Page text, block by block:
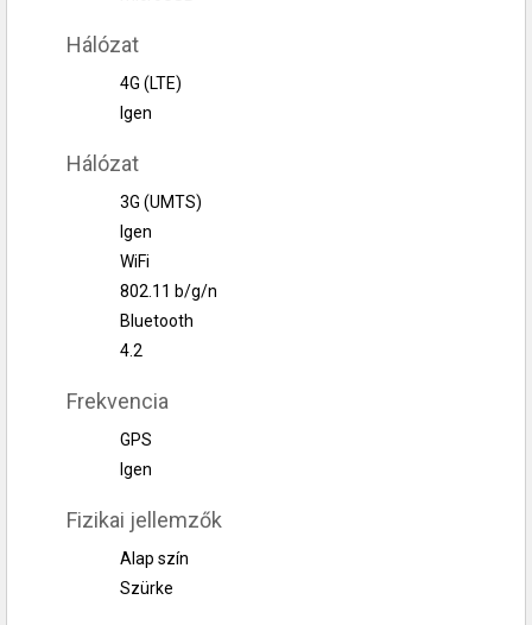
Hálózat
4G (LTE)
Igen
Hálózat
3G (UMTS)
Igen
WiFi
802.11 b/g/n
Bluetooth
4.2
Frekvencia
GPS
Igen
Fizikai jellemzők
Alap szín
Szürke